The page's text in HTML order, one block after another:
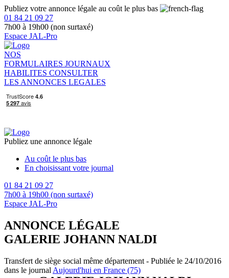
Publiez votre annonce légale au coût le plus bas
01 84 21 09 27
7h00 à 19h00 (non surtaxé)
Espace JAL-Pro
NOS
FORMULAIRES JOURNAUX
HABILITES CONSULTER
LES ANNONCES LEGALES
Publiez une annonce légale
Au coût le plus bas
En choisissant votre journal
01 84 21 09 27
7h00 à 19h00 (non surtaxé)
Espace JAL-Pro
ANNONCE LÉGALE
GALERIE JOHANN NALDI
Transfert de siège social même département - Publiée le 24/10/2016
dans le journal Aujourd'hui en France (75)